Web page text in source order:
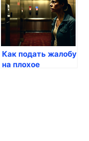
Как подать жалобу
на плохое